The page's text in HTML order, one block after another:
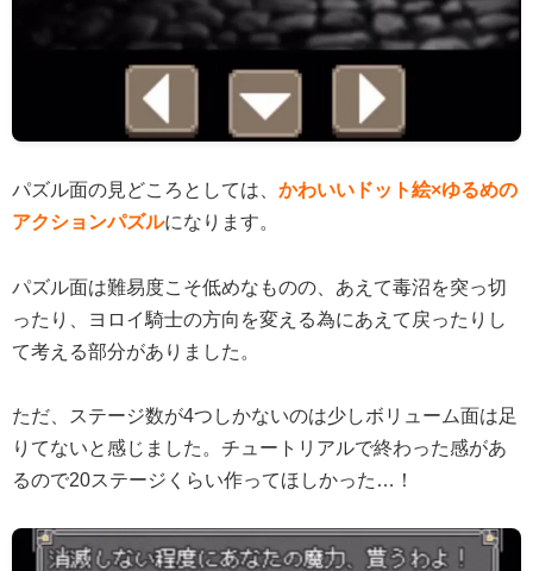
パズル面の見どころとしては、 かわいいドット絵×ゆるめの
アクションパズルになります。
パズル面は難易度こそ低めなものの、あえて毒沼を突っ切
ったり、ヨロイ騎士の方向を変える為にあえて戻ったりし
て考える部分がありました。
ただ、ステージ数が4つしかないのは少しボリューム面は足
りてないと感じました。チュートリアルで終わった感があ
るので20ステージくらい作ってほしかった…！